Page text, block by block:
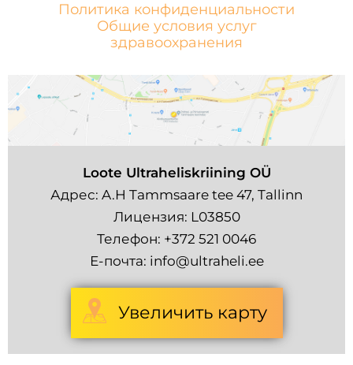
Политика конфиденциальности
Общие условия услуг
здравоохранения
Loote Ultraheliskriining OÜ
Адрес: A.H Tammsaare tee 47, Tallinn
Лицензия: L03850
Телефон: +372 521 0046
Е-почта: info@ultraheli.ee
Увеличить карту